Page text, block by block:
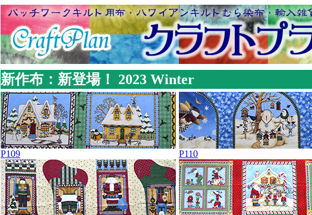
新作布：新登場！ 2023 Winter
P109 P110